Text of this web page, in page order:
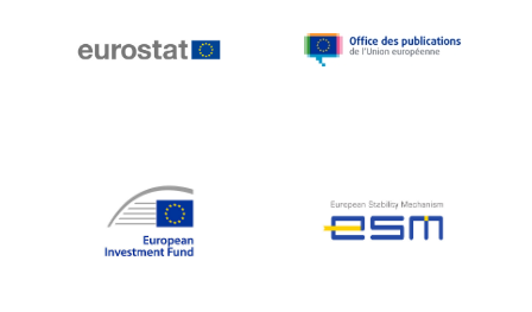
Katharien L.C. Hunt
Klaus-Heiner Lehne
Koen LENAERTS
Lars Heikensten